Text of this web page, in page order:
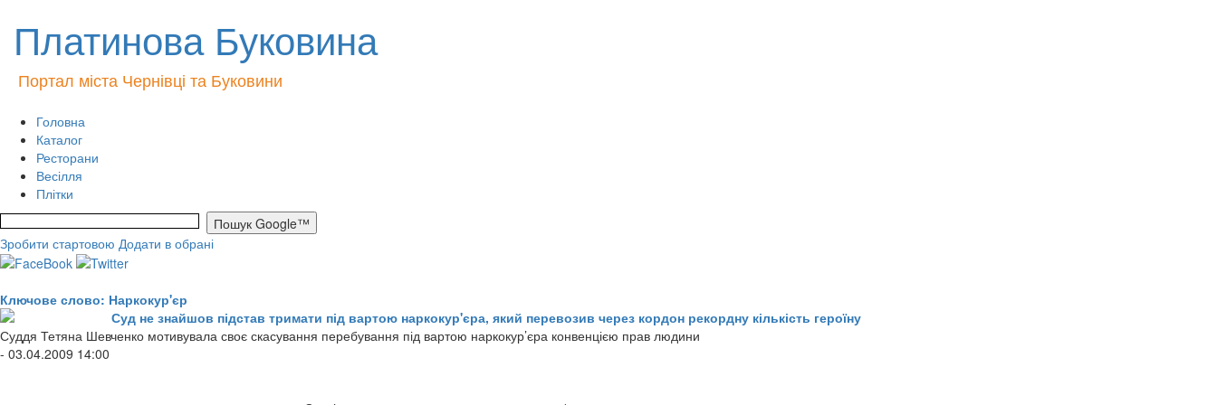
Платинова Буковина
Портал міста Чернівці та Буковини
Головна
Каталог
Ресторани
Весілля
Плітки
Зробити стартовою Додати в обрані
Ключове слово: Наркокур'єр
Суд не знайшов підстав тримати під вартою наркокур'єра, який перевозив через кордон рекордну кількість героїну
Суддя Тетяна Шевченко мотивувала своє скасування перебування під вартою наркокур’єра конвенцією прав людини
- 03.04.2009 14:00